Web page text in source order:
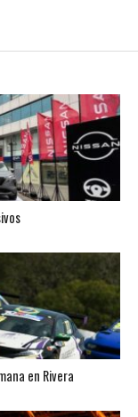
en Rivera